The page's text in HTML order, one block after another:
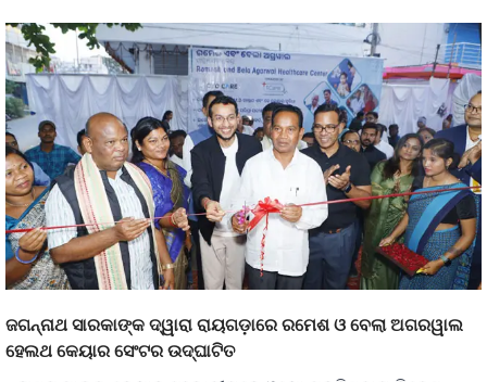
ଜଗନ୍ନାଥ ସାରକାଙ୍କ ଦ୍ୱାରା ରାୟଗଡ଼ାରେ ରମେଶ ଓ ବେଲା ଅଗରୱାଲ
ହେଲଥ କେୟାର ସେଂଟର ଉଦ୍ଘାଟିତ